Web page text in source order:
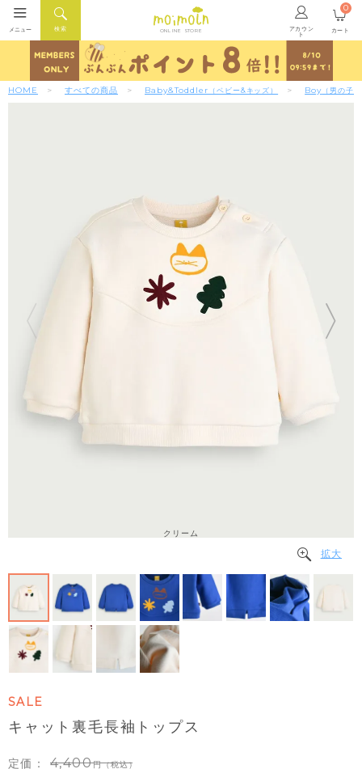
ONLINE STORE アカウン
ト
検索
メニュー カート
0
HOME すべての商品 Baby&Toddler （ベビー&キッズ） Boy （男の子）
クリーム
拡大
SALE
キャット裏毛長袖トップス
定価： 4,400 （税込）